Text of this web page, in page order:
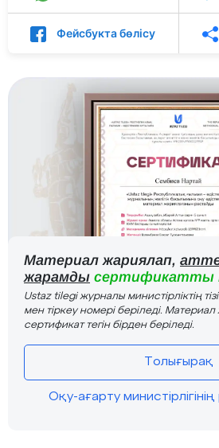
Фейсбукта бөлісу
Материал жариялап,
жарамды сертификатты
Ustaz tilegi журналы министірліктің
мен тіркеу номері беріледі.
сертификат тегін бірден беріледі.
Толығырақ
Оқу-ағарту